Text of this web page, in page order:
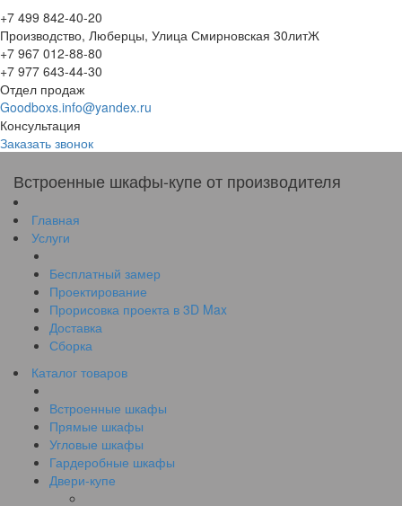
+7 499 842-40-20
Производство, Люберцы, Улица Смирновская 30литЖ
+7 967 012-88-80
+7 977 643-44-30
Отдел продаж
Goodboxs.info@yandex.ru
Консультация
Заказать звонок
Встроенные шкафы-купе от производителя
Главная
Услуги
Бесплатный замер
Проектирование
Прорисовка проекта в 3D Max
Доставка
Сборка
Каталог товаров
Встроенные шкафы
Прямые шкафы
Угловые шкафы
Гардеробные шкафы
Двери-купе